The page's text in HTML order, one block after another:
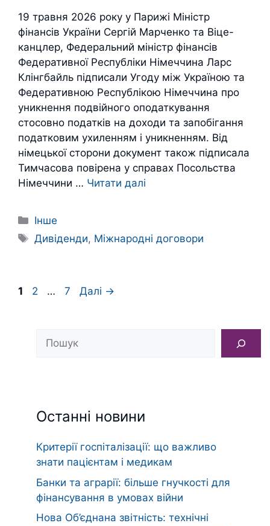
19 травня 2026 року у Парижі Міністр
фінансів України Сергій Марченко та Віце-
канцлер, Федеральний міністр фінансів
Федеративної Республіки Німеччина Ларс
Клінгбайль підписали Угоду між Україною та
Федеративною Республікою Німеччина про
уникнення подвійного оподаткування
стосовно податків на доходи та запобігання
податковим ухиленням і уникненням. Від
німецької сторони документ також підписала
Тимчасова повірена у справах Посольства
Німеччини … Читати далі
Категорії
Інше
Позначки
Дивіденди, Міжнародні договори
Сторінка
1 Сторінка
2 … Сторінка
7 Далі →
Пошук
Останні новини
Критерії госпіталізації: що важливо
знати пацієнтам і медикам
Банки та аграрії: більше гнучкості для
фінансування в умовах війни
Нова Об’єднана звітність: технічні